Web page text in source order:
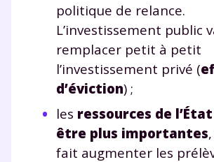
politique de relance.
L’investissement public
remplacer petit à petit
l’investissement privé (
d’éviction) ;
les ressources de
être plus importantes
fait augmenter les